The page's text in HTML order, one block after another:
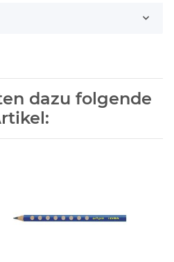
dazu folgende